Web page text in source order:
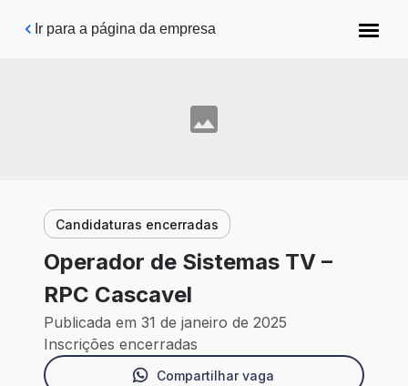
Pular para o conteúdo principal
Ir para a página da empresa
Candidaturas encerradas
Operador de Sistemas TV –
RPC Cascavel
Publicada em 31 de janeiro de 2025
Inscrições encerradas
Compartilhar vaga